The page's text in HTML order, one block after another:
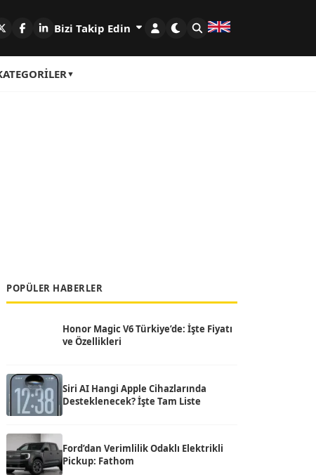
Bizi Takip Edin
POPÜLER HABERLER
Honor Magic V6 Türkiye’de: İşte Fiyatı
ve Özellikleri
Siri AI Hangi Apple Cihazlarında
Desteklenecek? İşte Tam Liste
Ford’dan Verimlilik Odaklı Elektrikli
Pickup: Fathom